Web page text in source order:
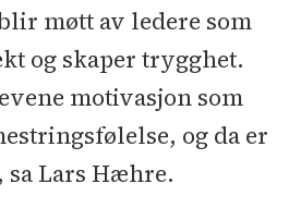
møtt av ledere som
og skaper trygghet.
motivasjon som
og da er
Lars Hæhre.